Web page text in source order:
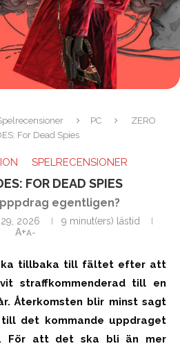
PC
ZERO
For Dead Spies
SPELRECENSIONER
FOR DEAD SPIES
egentligen?
2026
9 minut(ers) lästid
A+A-
tillbaka till fältet efter att
straffkommenderad till en
Återkomsten blir minst sagt
det kommande uppdraget
För att det ska bli än mer